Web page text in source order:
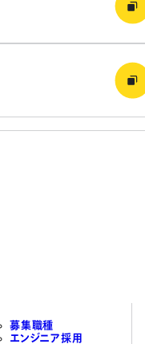
募集職種
エンジニア採用